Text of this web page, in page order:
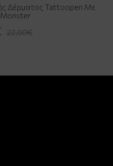
Δέρματος Tattoopen Με
Monster
22,00€